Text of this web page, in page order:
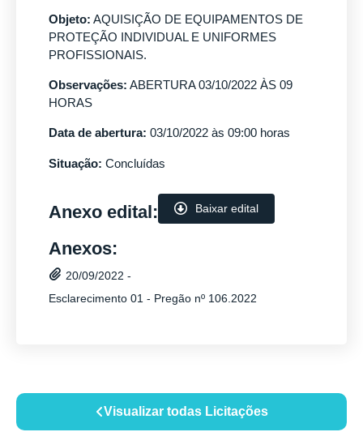
Visualizar todas Licitações
Objeto: AQUISIÇÃO DE EQUIPAMENTOS DE
PROTEÇÃO INDIVIDUAL E UNIFORMES
PROFISSIONAIS.
Observações: ABERTURA 03/10/2022 ÀS 09
HORAS
Data de abertura: 03/10/2022 às 09:00 horas
Situação: Concluídas
Anexo edital: Baixar edital
Anexos:
20/09/2022 -
Esclarecimento 01 - Pregão nº 106.2022